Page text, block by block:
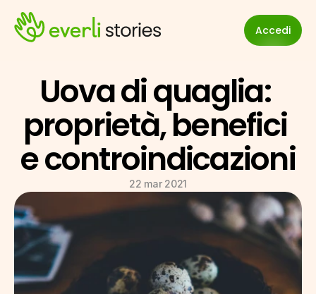
Accedi
Uova di quaglia:
proprietà, benefici
e controindicazioni
22 mar 2021